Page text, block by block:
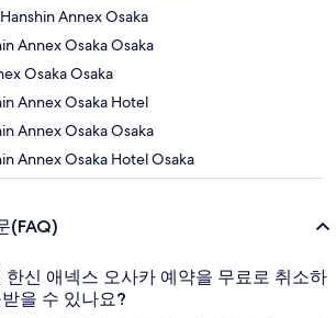
Annex Osaka
Annex Osaka Osaka
Osaka Osaka
Annex Osaka Hotel
Annex Osaka Osaka
Annex Osaka Hotel Osaka
(FAQ)
한신 애넥스 오사카 예약을 무료로 취소하
을 수 있나요?